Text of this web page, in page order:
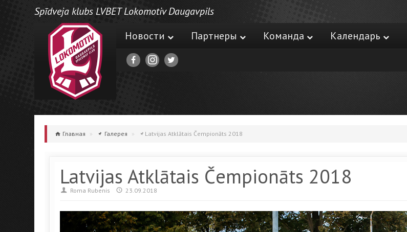
Spīdveja klubs LVBET Lokomotiv Daugavpils
Новости
Партнеры Команда Календарь
Главная » Галерея » Latvijas Atklātais Čempionāts 2018
Latvijas Atklātais Čempionāts 2018
Roma Rubenis 23.09.2018